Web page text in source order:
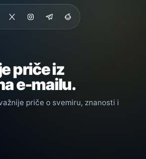
priče iz
e-mailu.
priče o svemiru, znanosti i